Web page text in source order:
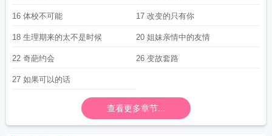
16 体校不可能 17 改变的只有你
18 生理期来的太不是时候 20 姐妹亲情中的友情
22 奇葩约会 26 变故套路
27 如果可以的话
查看更多章节...